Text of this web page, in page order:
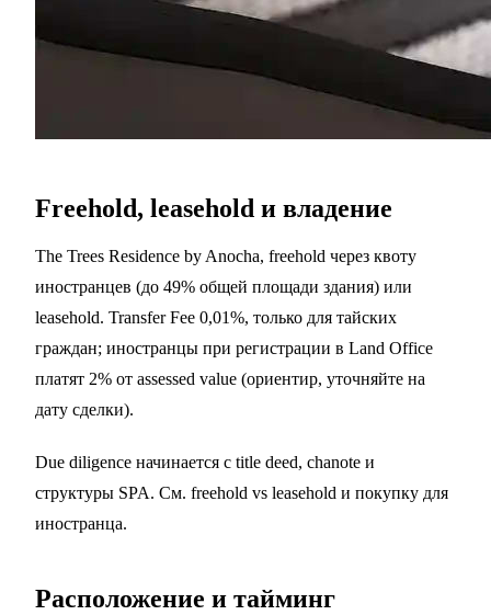
Freehold, leasehold и владение
The Trees Residence by Anocha, freehold через квоту
иностранцев (до 49% общей площади здания) или
leasehold. Transfer Fee 0,01%, только для тайских
граждан; иностранцы при регистрации в Land Office
платят 2% от assessed value (ориентир, уточняйте на
дату сделки).
Due diligence начинается с title deed, chanote и
структуры SPA. См. freehold vs leasehold и покупку для
иностранца.
Расположение и тайминг